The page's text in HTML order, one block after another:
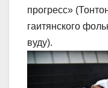
прогресс»
гаитянского
вуду).